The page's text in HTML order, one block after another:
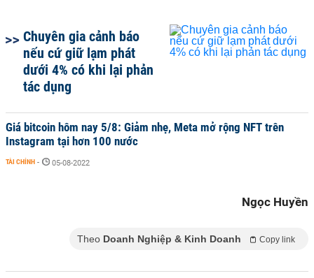
Chuyên gia cảnh báo
nếu cứ giữ lạm phát
dưới 4% có khi lại phản
tác dụng
Giá bitcoin hôm nay 5/8: Giảm nhẹ, Meta mở rộng NFT trên
Instagram tại hơn 100 nước
TÀI CHÍNH - 05-08-2022
Ngọc Huyền
Theo Doanh Nghiệp & Kinh Doanh Copy link